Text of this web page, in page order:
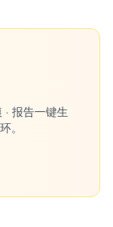
报告一键生
。